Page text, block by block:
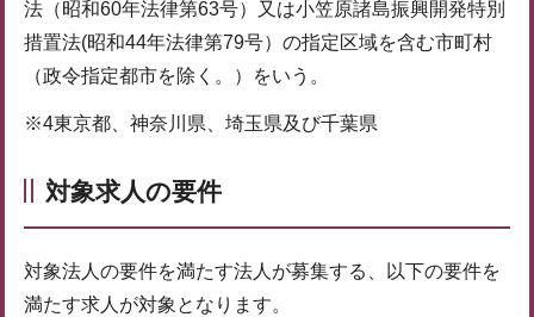
法（昭和60年法律第63号）又は小笠原諸島振興開発特別
措置法(昭和44年法律第79号）の指定区域を含む市町村
（政令指定都市を除く。）をいう。
※4東京都、神奈川県、埼玉県及び千葉県
対象求人の要件
対象法人の要件を満たす法人が募集する、以下の要件を
満たす求人が対象となります。